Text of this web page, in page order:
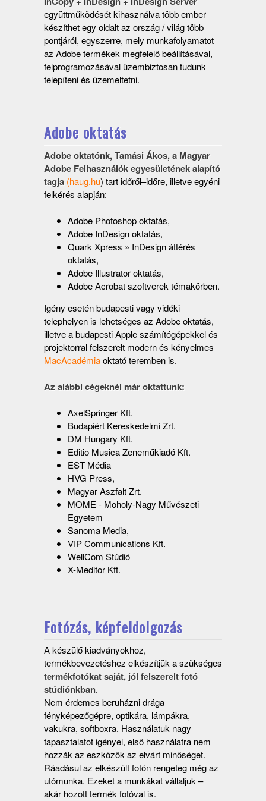
együttműködését kihasználva több ember
készíthet egy oldalt az ország / világ több
pontjáról, egyszerre, mely munkafolyamatot
az Adobe termékek megfelelő beállításával,
felprogramozásával üzembiztosan tudunk
telepíteni és üzemeltetni.
Adobe oktatás
Adobe oktatónk, Tamási Ákos, a Magyar
Adobe Felhasználók egyesületének alapító
tagja (haug.hu) tart időről–időre, illetve egyéni
felkérés alapján:
Adobe Photoshop oktatás,
Adobe InDesign oktatás,
Quark Xpress » InDesign áttérés
oktatás,
Adobe Illustrator oktatás,
Adobe Acrobat szoftverek témakörben.
Igény esetén budapesti vagy vidéki
telephelyen is lehetséges az Adobe oktatás,
illetve a budapesti Apple számítógépekkel és
projektorral felszerelt modern és kényelmes
MacAcadémiaoktató teremben is.
Az alábbi cégeknél már oktattunk:
AxelSpringer Kft.
Budapiért Kereskedelmi Zrt.
DM Hungary Kft.
Editio Musica Zeneműkiadó Kft.
EST Média
HVG Press,
Magyar Aszfalt Zrt.
MOME - Moholy-Nagy Művészeti
Egyetem
Sanoma Media,
VIP Communications Kft.
WellCom Stúdió
X-Meditor Kft.
Fotózás, képfeldolgozás
A készülő kiadványokhoz,
termékbevezetéshez elkészítjük a szükséges
termékfotókat saját, jól felszerelt fotó
stúdiónkban.
Nem érdemes beruházni drága
fényképezőgépre, optikára, lámpákra,
vakukra, softboxra. Használatuk nagy
tapasztalatot igényel, első használatra nem
hozzák az eszközök az elvárt minőséget.
Ráadásul az elkészült fotón rengeteg még az
utómunka. Ezeket a munkákat vállaljuk –
akár hozott termék fotóval is.